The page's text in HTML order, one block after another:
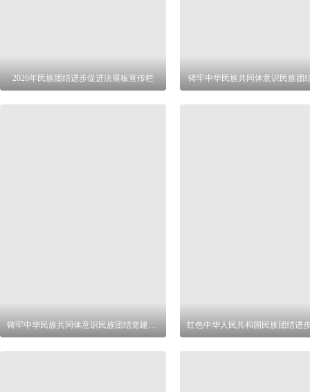
2026年民族团结进步促进法展板宣传栏 铸牢中华民族共同体意识民族团
铸牢中华民族共同体意识民族团结党建展板